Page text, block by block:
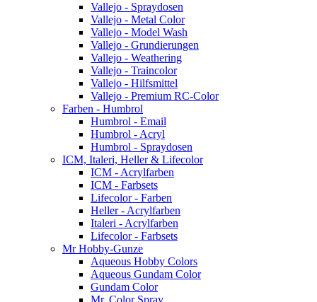
Vallejo - Spraydosen
Vallejo - Metal Color
Vallejo - Model Wash
Vallejo - Grundierungen
Vallejo - Weathering
Vallejo - Traincolor
Vallejo - Hilfsmittel
Vallejo - Premium RC-Color
Farben - Humbrol
Humbrol - Email
Humbrol - Acryl
Humbrol - Spraydosen
ICM, Italeri, Heller & Lifecolor
ICM - Acrylfarben
ICM - Farbsets
Lifecolor - Farben
Heller - Acrylfarben
Italeri - Acrylfarben
Lifecolor - Farbsets
Mr Hobby-Gunze
Aqueous Hobby Colors
Aqueous Gundam Color
Gundam Color
Mr. Color Spray